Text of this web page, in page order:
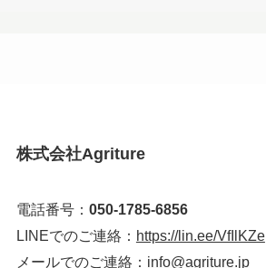
株式会社Agriture
電話番号： 050-1785-6856
LINEでのご連絡： https://lin.ee/VfIlKZe
メールでのご連絡： info@agriture.jp